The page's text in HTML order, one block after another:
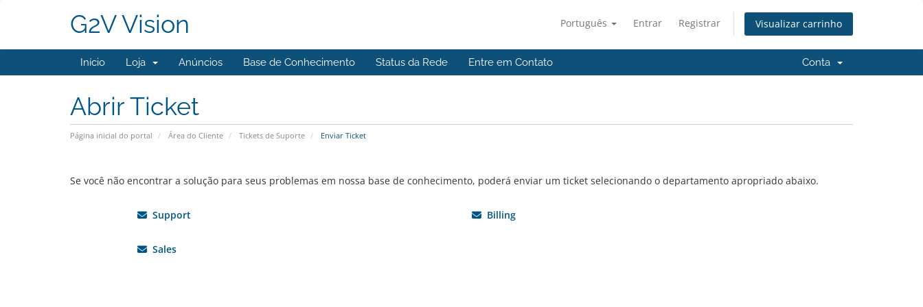
Português Entrar Registrar Visualizar carrinho
G2V Vision
Início Loja Anúncios Base de Conhecimento Status da Rede Entre em Contato Conta
Abrir Ticket
Página inicial do portal Área do Cliente Tickets de Suporte Enviar Ticket
Se você não encontrar a solução para seus problemas em nossa base de conhecimento, poderá enviar um ticket selecionando o departamento apropriado abaixo.
Support Billing
Sales